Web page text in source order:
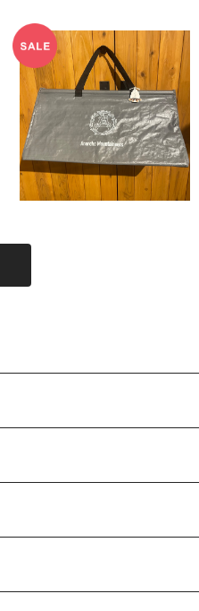
【Mountain Researc
h】Carry All （A）
¥7,480
20%OFF